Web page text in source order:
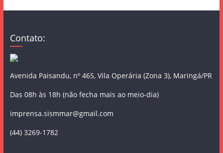
Contato:
Avenida Paisandu, nº 465, Vila Operária (Zona 3), Maringá/PR
Das 08h às 18h (não fecha mais ao meio-dia)
imprensa.sismmar@gmail.com
(44) 3269-1782